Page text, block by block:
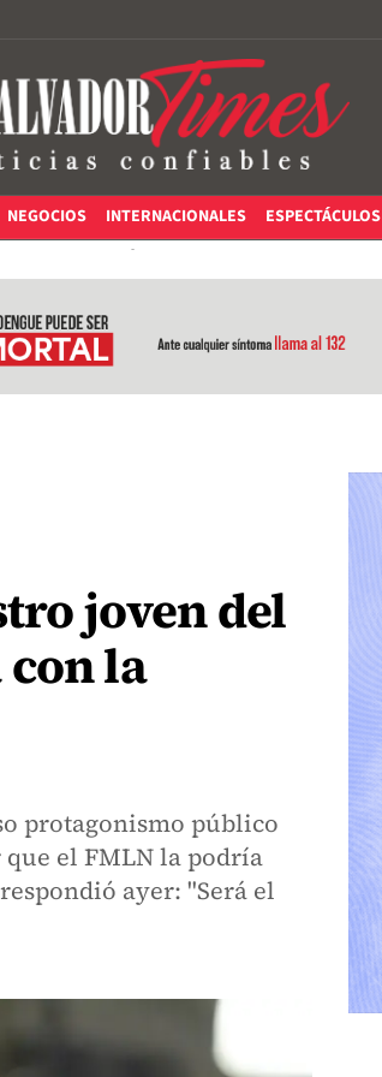
NEGOCIOS INTERNACIONALES ESPECTÁCULOS
joven del
con la
protagonismo público
el FMLN la podría
ayer: "Será el